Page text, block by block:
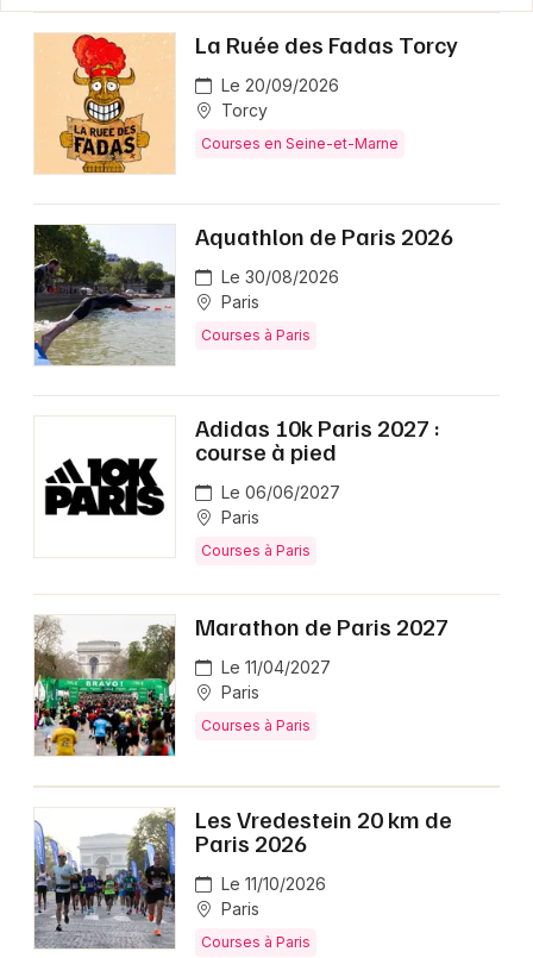
La Ruée des Fadas Torcy
Le 20/09/2026
Torcy
Courses en Seine-et-Marne
Aquathlon de Paris 2026
Le 30/08/2026
Paris
Courses à Paris
Adidas 10k Paris 2027 :
course à pied
Le 06/06/2027
Paris
Courses à Paris
Marathon de Paris 2027
Le 11/04/2027
Paris
Courses à Paris
Les Vredestein 20 km de
Paris 2026
Le 11/10/2026
Paris
Courses à Paris